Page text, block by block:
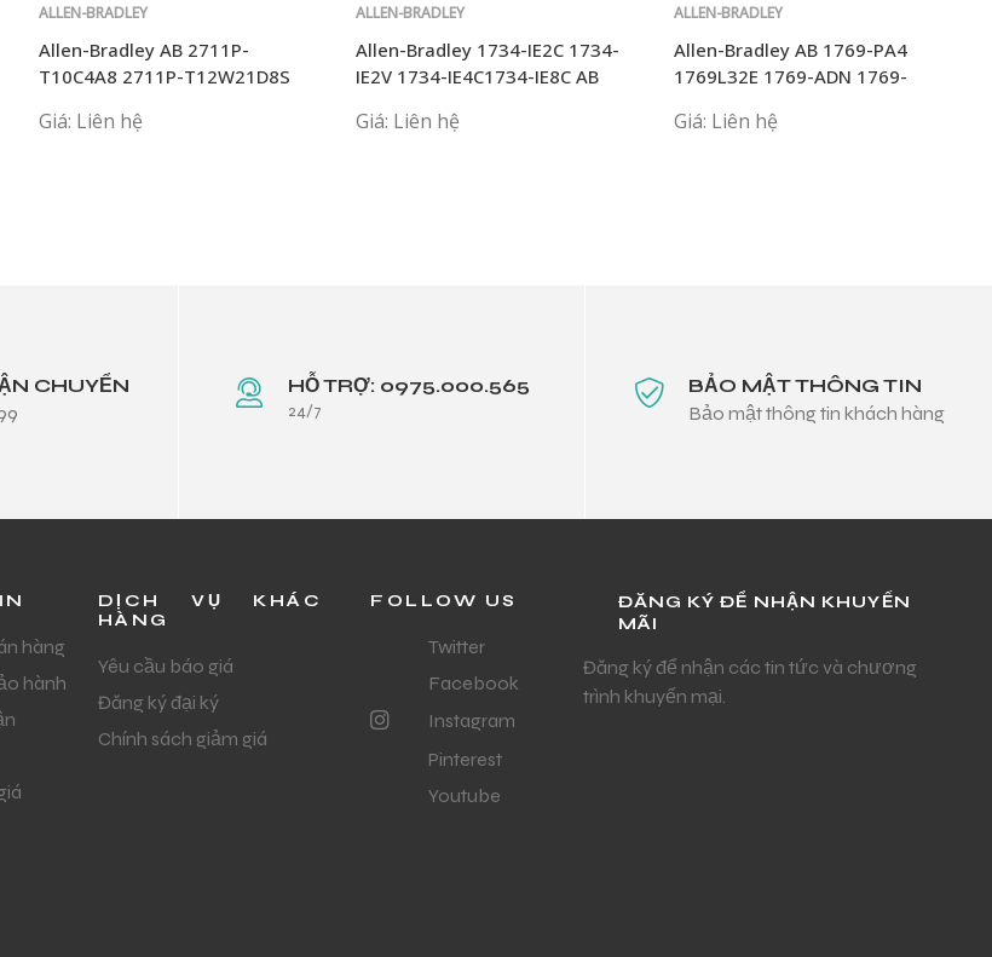
ALLEN-BRADLEY
Allen-Bradley AB 2711P-
T10C4A8 2711P-T12W21D8S
Giá: Liên hệ
ALLEN-BRADLEY
Allen-Bradley 1734-IE2C 1734-
IE2V 1734-IE4C1734-IE8C AB
Giá: Liên hệ
ALLEN-BRADLEY
Allen-Bradley AB 1769-PA4
1769L32E 1769-ADN 1769-
Giá: Liên hệ
CHUYỂN
HỖ TRỢ: 0975.000.565
24/7
BẢO MẬT THÔNG TIN
Bảo mật thông tin khách hàng
hàng
hành
DỊCH VỤ KHÁC
HÀNG
Yêu cầu báo giá
Đăng ký đại ký
Chính sách giảm giá
FOLLOW US
Twitter
Facebook
Instagram
Pinterest
Youtube
ĐĂNG KÝ ĐỂ NHẬN KHUYẾN
MÃI
Đăng ký để nhận các tin tức và chương
trình khuyến mại.